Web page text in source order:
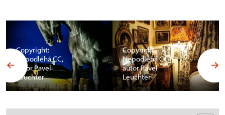
Copyright:
Nepodléhá CC,
autor Pavel
Leuchter
Copyright:
Nepodléhá CC,
autor Pavel
Leuchter